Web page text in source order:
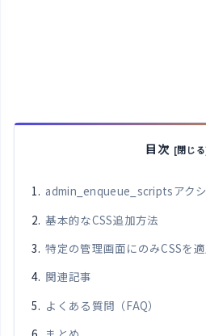
目次
admin_enqueue_scriptsアク
基本的なCSS追加方法
特定の管理画面にのみCSSを
関連記事
よくある質問（FAQ）